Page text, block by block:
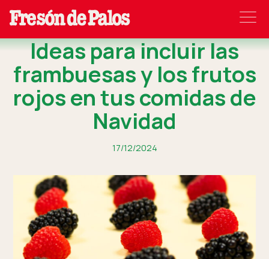
Ideas para incluir las
frambuesas y los frutos
rojos en tus comidas de
Navidad
17/12/2024